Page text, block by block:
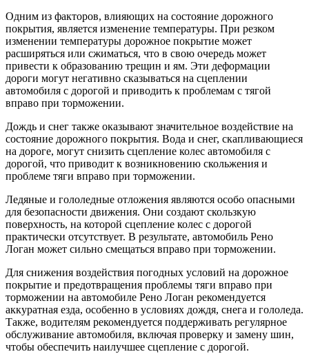
Одним из факторов, влияющих на состояние дорожного
покрытия, является изменение температуры. При резком
изменении температуры дорожное покрытие может
расширяться или сжиматься, что в свою очередь может
привести к образованию трещин и ям. Эти деформации
дороги могут негативно сказываться на сцеплении
автомобиля с дорогой и приводить к проблемам с тягой
вправо при торможении.
Дождь и снег также оказывают значительное воздействие на
состояние дорожного покрытия. Вода и снег, скапливающиеся
на дороге, могут снизить сцепление колес автомобиля с
дорогой, что приводит к возникновению скольжения и
проблеме тяги вправо при торможении.
Ледяные и гололедные отложения являются особо опасными
для безопасности движения. Они создают скользкую
поверхность, на которой сцепление колес с дорогой
практически отсутствует. В результате, автомобиль Рено
Логан может сильно смещаться вправо при торможении.
Для снижения воздействия погодных условий на дорожное
покрытие и предотвращения проблемы тяги вправо при
торможении на автомобиле Рено Логан рекомендуется
аккуратная езда, особенно в условиях дождя, снега и гололеда.
Также, водителям рекомендуется поддерживать регулярное
обслуживание автомобиля, включая проверку и замену шин,
чтобы обеспечить наилучшее сцепление с дорогой.